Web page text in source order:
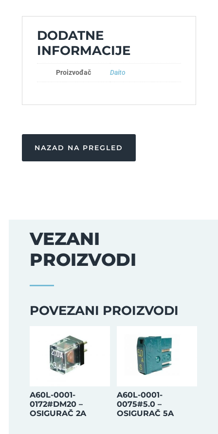
DODATNE
INFORMACIJE
Proizvođač Daito
NAZAD NA PREGLED
VEZANI
PROIZVODI
POVEZANI PROIZVODI
A60L-0001-
0172#DM20 –
OSIGURAČ 2A
A60L-0001-
0075#5.0 –
OSIGURAČ 5A